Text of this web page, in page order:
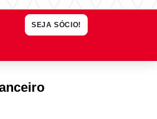
SEJA SÓCIO!